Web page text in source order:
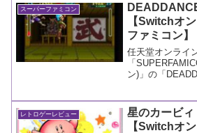
スーパーファミコン
【Switchオ
ファミコン】
任天堂オンライ
「
ン)」の「
レトロゲーレビュー
星のカービ
【Switchオ